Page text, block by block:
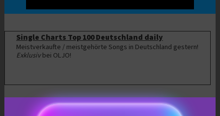
Single Charts Top 100 Deutschland daily
Meistverkaufte / meistgehörte Songs in Deutschland gestern!
Exklusivbei OLJO!